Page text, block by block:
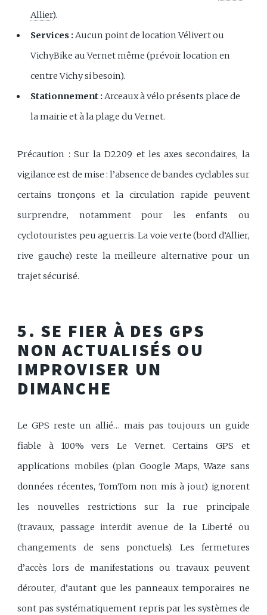
Allier).
Services :Aucun point de location Vélivert ou
VichyBike au Vernet même (prévoir location en
centre Vichy si besoin).
Stationnement :Arceaux à vélo présents place de
la mairie et à la plage du Vernet.
Précaution : Sur la D2209 et les axes secondaires, la
vigilance est de mise : l’absence de bandes cyclables sur
certains tronçons et la circulation rapide peuvent
surprendre, notamment pour les enfants ou
cyclotouristes peu aguerris. La voie verte (bord d’Allier,
rive gauche) reste la meilleure alternative pour un
trajet sécurisé.
5. SE FIER À DES GPS
NON ACTUALISÉS OU
IMPROVISER UN
DIMANCHE
Le GPS reste un allié… mais pas toujours un guide
fiable à 100% vers Le Vernet. Certains GPS et
applications mobiles (plan Google Maps, Waze sans
données récentes, TomTom non mis à jour) ignorent
les nouvelles restrictions sur la rue principale
(travaux, passage interdit avenue de la Liberté ou
changements de sens ponctuels). Les fermetures
d’accès lors de manifestations ou travaux peuvent
dérouter, d’autant que les panneaux temporaires ne
sont pas systématiquement repris par les systèmes de